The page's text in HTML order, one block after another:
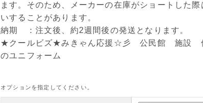
ます。そのため、メーカーの在庫がショートした
いすることがあります。
納期 ：注文後、約2週間後の発送となります。
★クールビズ★みきゃん応援☆彡 公民館 施設
のユニフォーム
オプションを指定してください。